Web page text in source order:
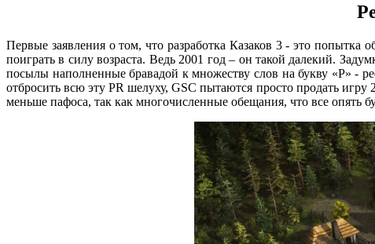
Первые заявления о том, что разработка Казаков 3 - это попытка
поиграть в силу возраста. Ведь 2001 год – он такой далекий.
посылы наполненные бравадой к множеству слов на букву «Р» -
отбросить всю эту PR шелуху, GSC пытаются просто продать
меньше пафоса, так как многочисленные обещания, что все опять